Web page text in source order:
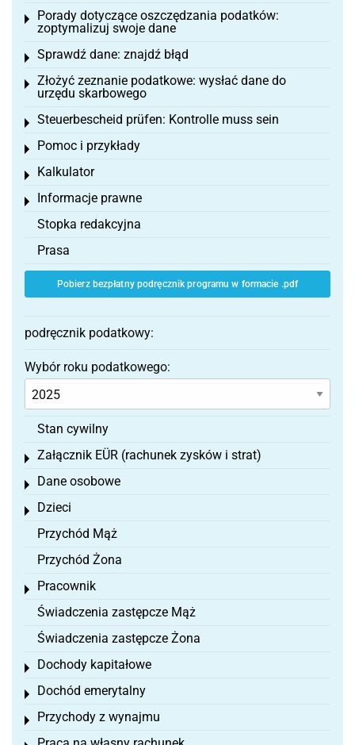
Porady dotyczące oszczędzania podatków:
zoptymalizuj swoje dane
Toggle menu
Sprawdź dane: znajdź błąd
Toggle menu
Złożyć zeznanie podatkowe: wysłać dane do
urzędu skarbowego
Toggle menu
Steuerbescheid prüfen: Kontrolle muss sein
Toggle menu
Pomoc i przykłady
Toggle menu
Kalkulator
Toggle menu
Informacje prawne
Toggle menu
Stopka redakcyjna
Prasa
Pobierz bezpłatny podręcznik programu w formacie .pdf
podręcznik podatkowy:
Wybór roku podatkowego:
Stan cywilny
Załącznik EÜR (rachunek zysków i strat)
Toggle menu
Dane osobowe
Toggle menu
Dzieci
Toggle menu
Przychód Mąż
Przychód Żona
Pracownik
Toggle menu
Świadczenia zastępcze Mąż
Świadczenia zastępcze Żona
Dochody kapitałowe
Toggle menu
Dochód emerytalny
Toggle menu
Przychody z wynajmu
Toggle menu